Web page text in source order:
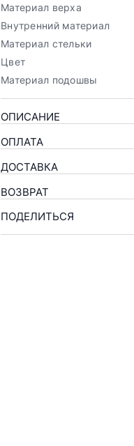
Материал верха
Внутренний материал
Материал стельки
Цвет
Материал подошвы
ОПИСАНИЕ
ОПЛАТА
ДОСТАВКА
ВОЗВРАТ
ПОДЕЛИТЬСЯ